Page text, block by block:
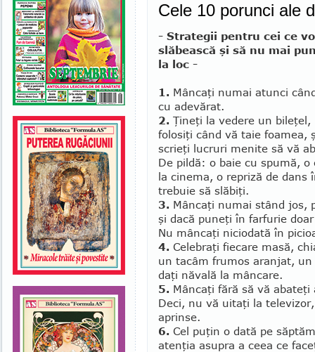
Cele 10 porunci ale
- Strategii pentru cei ce
slăbească şi să nu mai
la loc -
1. Mâncaţi numai atunci
cu ade­vărat.
2. Ţineţi la vedere un bileţel,
folosiţi când vă taie foa­mea,
scrieţi lucruri menite să vă
De pildă: o baie cu spu­mă,
la cine­ma, o repriză de
trebuie să slăbiţi.
3. Mâncaţi numai stând jos,
şi dacă puneţi în farfurie
Nu mân­caţi niciodată în
4. Celebraţi fiecare masă,
un tacâm frumos aranjat,
daţi năvală la mâncare.
5. Mâncaţi fără să vă
Deci, nu vă uitaţi la
aprinse.
6. Cel puţin o dată pe
atenţia asupra a ceea ce